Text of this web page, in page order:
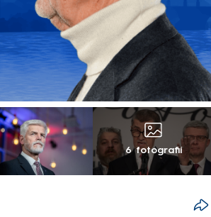
6 fotografií